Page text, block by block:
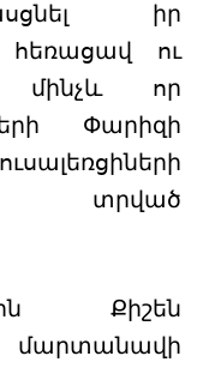
իր
հեռացավ ու
մինչև որ
Փարիզի
տրված
Քիշեն
մարտանավի